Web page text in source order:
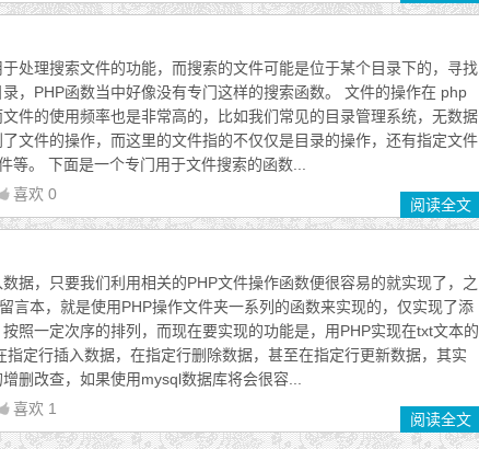
处理搜索文件的功能，而搜索的文件可能是位于某个目录下的，寻找
，PHP函数当中好像没有专门这样的搜索函数。 文件的操作在 php
件的使用频率也是非常高的，比如我们常见的目录管理系统，无数据
文件的操作，而这里的文件指的不仅仅是目录的操作，还有指定文件
等。 下面是一个专门用于文件搜索的函数...
喜欢 0
阅读全文
据，只要我们利用相关的PHP文件操作函数便很容易的就实现了，之
言本，就是使用PHP操作文件夹一系列的函数来实现的，仅实现了添
照一定次序的排列，而现在要实现的功能是，用PHP实现在txt文本的
指定行插入数据，在指定行删除数据，甚至在指定行更新数据，其实
删改查，如果使用mysql数据库将会很容...
喜欢 1
阅读全文